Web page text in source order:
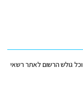
גולש הרשום לאתר רשאי